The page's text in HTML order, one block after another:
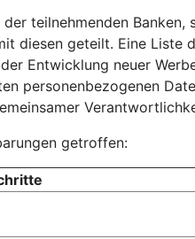
teilnehmenden
diesen geteilt. Eine Liste
Entwicklung neuer
personenbezogenen
getroffen: